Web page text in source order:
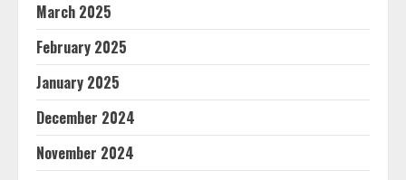
March 2025
February 2025
January 2025
December 2024
November 2024